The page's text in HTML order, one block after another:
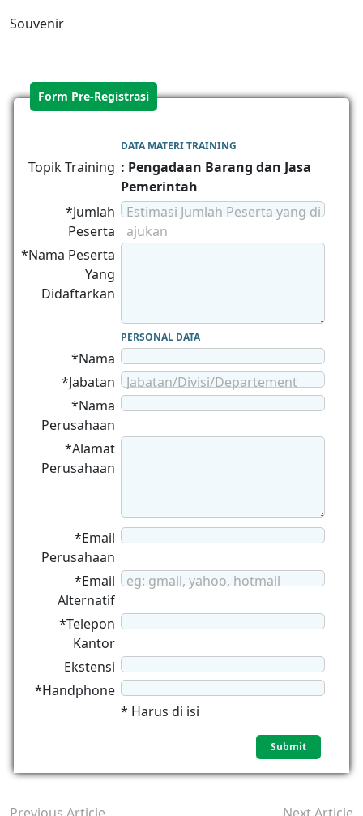
Souvenir
Form Pre-Registrasi
DATA MATERI TRAINING
Topik Training : Pengadaan Barang dan Jasa
Pemerintah
*Jumlah
Peserta
Estimasi Jumlah Peserta yang di
ajukan
*Nama Peserta
Yang
Didaftarkan
PERSONAL DATA
*Nama
*Jabatan
Jabatan/Divisi/Departement
*Nama
Perusahaan
*Alamat
Perusahaan
*Email
Perusahaan
*Email
Alternatif
eg: gmail, yahoo, hotmail
*Telepon
Kantor
Ekstensi
*Handphone
* Harus di isi